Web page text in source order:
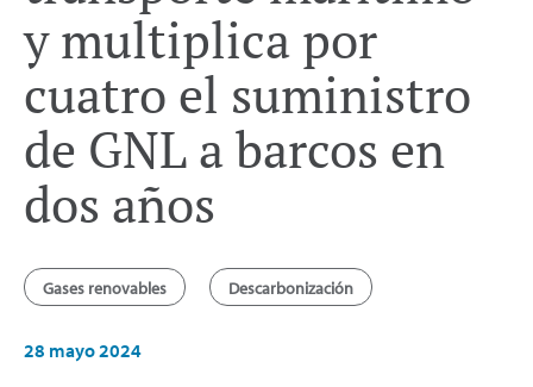
y multiplica por
cuatro el suministro
de GNL a barcos en
dos años
Gases renovables Descarbonización
28 mayo 2024